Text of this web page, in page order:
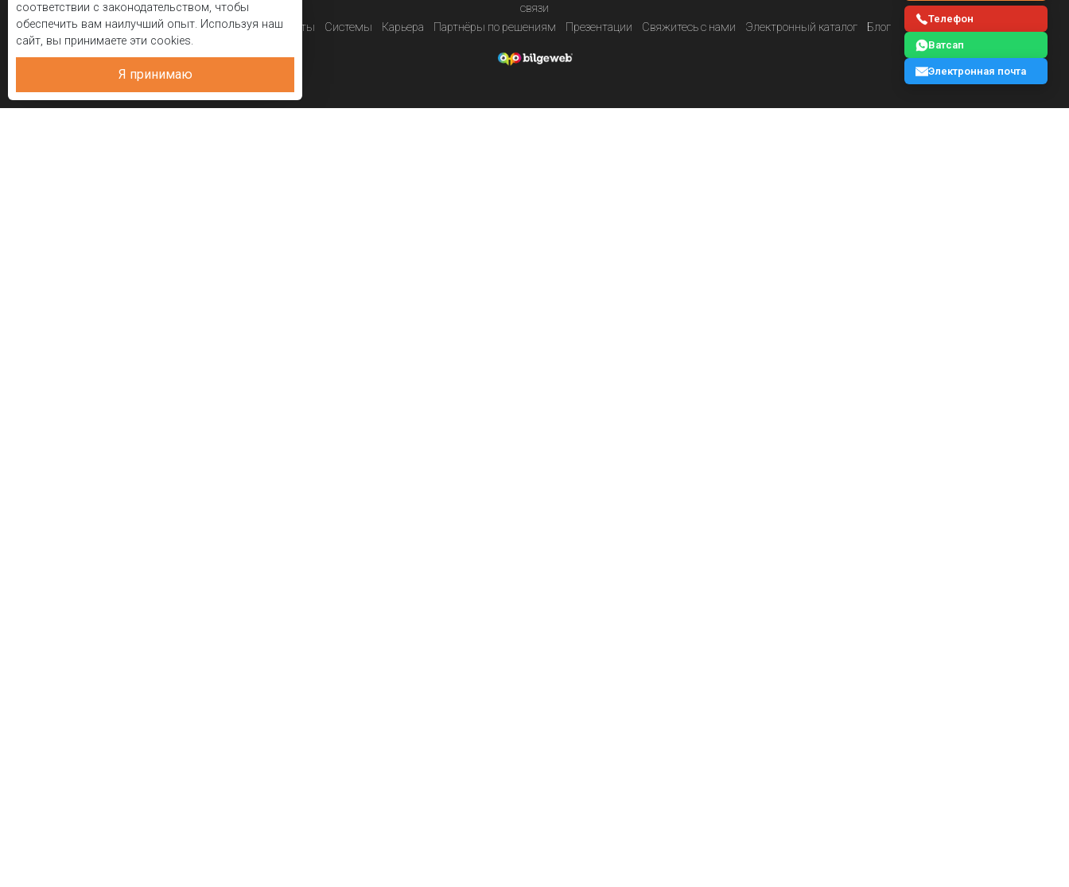
соответствии с законодательством, чтобы
обеспечить вам наилучший опыт. Используя наш
сайт, вы принимаете эти cookies.
Я принимаю
связи
Корпоративный
Проекты Системы Карьера Партнёры по решениям Презентации Свяжитесь с нами Электронный каталог Блог
Телефон
Ватсап
Электронная почта